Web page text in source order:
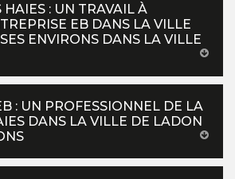
HAIES : UN TRAVAIL À
EB DANS LA VILLE
ENVIRONS DANS LA VILLE
: UN PROFESSIONNEL DE LA
DANS LA VILLE DE LADON